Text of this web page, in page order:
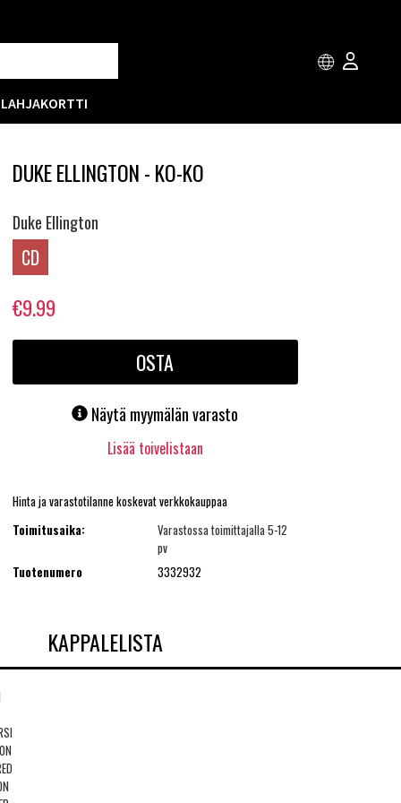
LAHJAKORTTI
DUKE ELLINGTON - KO-KO
Duke Ellington
CD
€9.99
OSTA
Näytä myymälän varasto
Lisää toivelistaan
Hinta ja varastotilanne koskevat verkkokauppaa
Toimitusaika:
Varastossa toimittajalla 5-12
pv
Tuotenumero
3332932
KAPPALELISTA